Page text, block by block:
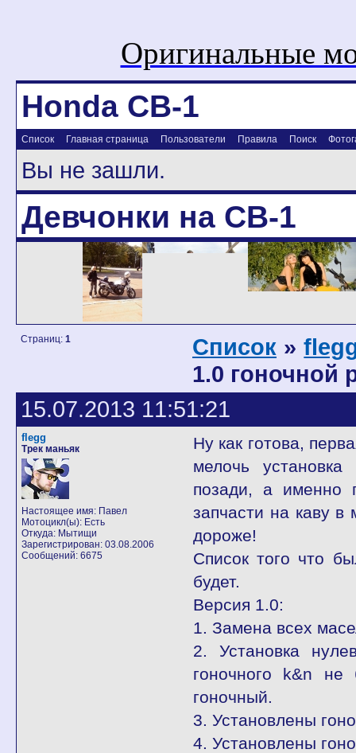
Оригинальные
Honda CB-1
Список Главная страница Пользователи Правила Поиск
Вы не зашли.
Девчонки на CB-1
Страниц: 1 Список »
1.0 гоночной
15.07.2013 11:51:21
flegg
Трек маньяк
Настоящее имя: Павел
Мотоцикл(ы): Есть
Откуда: Мытищи
Зарегистрирован: 03.08.2006
Сообщений: 6675
Ну как готова,
мелочь
позади, а именно
запчасти на каву
дороже!
Список того что
будет.
Версия 1.0:
1. Замена всех
2. Установка
гоночного k&n
гоночный.
3. Установлены
4. Установлены